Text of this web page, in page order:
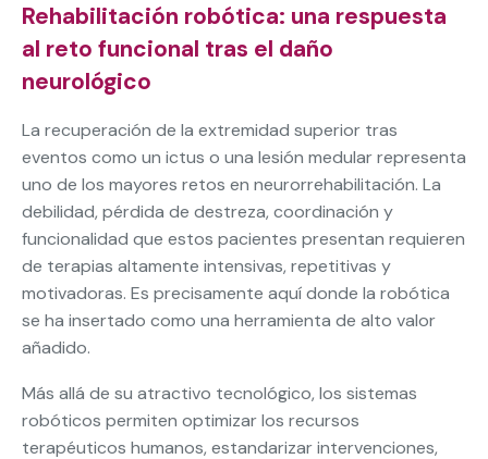
Rehabilitación robótica: una respuesta
al reto funcional tras el daño
neurológico
La recuperación de la extremidad superior tras
eventos como un ictus o una lesión medular representa
uno de los mayores retos en neurorrehabilitación. La
debilidad, pérdida de destreza, coordinación y
funcionalidad que estos pacientes presentan requieren
de terapias altamente intensivas, repetitivas y
motivadoras. Es precisamente aquí donde la robótica
se ha insertado como una herramienta de alto valor
añadido.
Más allá de su atractivo tecnológico, los sistemas
robóticos permiten optimizar los recursos
terapéuticos humanos, estandarizar intervenciones,